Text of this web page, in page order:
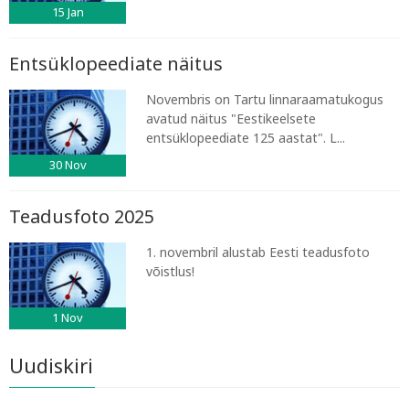
15 Jan
Entsüklopeediate näitus
30Nov
Novembris on Tartu linnaraamatukogus
avatud näitus "Eestikeelsete
entsüklopeediate 125 aastat". L...
Teadusfoto 2025
1 Nov
1. novembril alustab Eesti teadusfoto
võistlus!
Uudiskiri